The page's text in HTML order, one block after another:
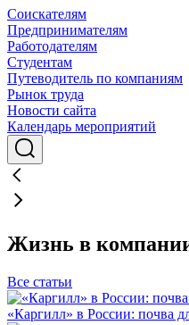
Соискателям
Предпринимателям
Работодателям
Студентам
Путеводитель по компаниям
Рынок труда
Новости сайта
Календарь мероприятий
Жизнь в
Все статьи
«Каргилл» в России: почва